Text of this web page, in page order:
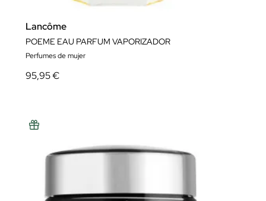
Lancôme
POEME EAU PARFUM VAPORIZADOR
Perfumes de mujer
95,95 €